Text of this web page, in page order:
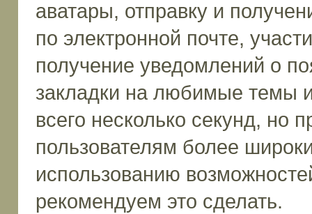
аватары, отправку и
по электронной почте,
получение уведомлений о
закладки на любимые темы
всего несколько секунд, но
пользователям более
использованию
рекомендуем это сделать.